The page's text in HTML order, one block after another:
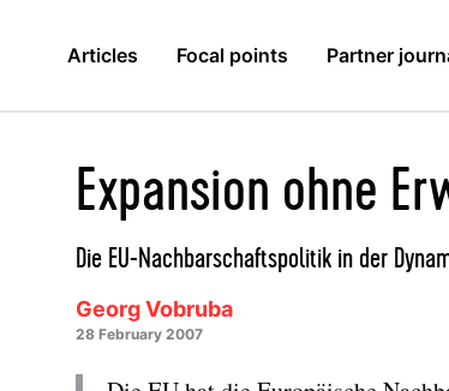
Articles Focal points Partner
Expansion ohne
Die EU-Nachbarschaftspolitik in der
Georg Vobruba
28 February 2007